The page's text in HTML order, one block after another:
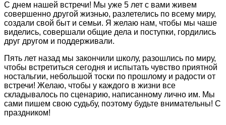
С днем нашей встречи! Мы уже 5 лет с вами живем
совершенно другой жизнью, разлетелись по всему миру,
создали свой быт и семьи. Я желаю нам, чтобы мы чаше
виделись, совершали общие дела и поступки, гордились
друг другом и поддерживали.
Пять лет назад мы закончили школу, разошлись по миру,
чтобы встретиться сегодня и испытать чувство приятной
ностальгии, небольшой тоски по прошлому и радости от
встречи! Желаю, чтобы у каждого в жизни все
складывалось по сценарию, написанному лично им. Мы
сами пишем свою судьбу, поэтому будьте внимательны! С
праздником!